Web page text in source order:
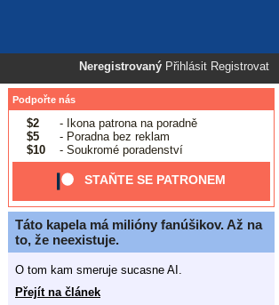
Neregistrovaný Přihlásit Registrovat
Podpořte nás
$2
- Ikona patrona na poradně
$5
- Poradna bez reklam
$10
- Soukromé poradenství
STAŇTE SE PATRONEM
Táto kapela má milióny fanúšikov. Až na
to, že neexistuje.
O tom kam smeruje sucasne AI.
Přejít na článek